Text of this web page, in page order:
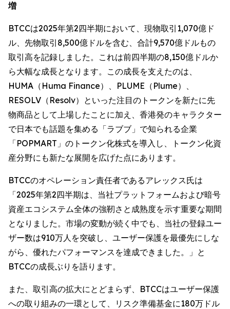
増
BTCCは2025年第2四半期において、現物取引1,070億ド
ル、先物取引8,500億ドルを含む、合計9,570億ドルもの
取引高を記録しました。これは前四半期の8,150億ドルか
ら大幅な成長となります。この成長を支えたのは、
HUMA（Huma Finance）、PLUME（Plume）、
RESOLV（Resolv）といった注目のトークンを新たに先
物商品として上場したことに加え、香港発のキャラクター
で日本でも話題を集める「ラブブ」で知られる企業
「POPMART」のトークン化株式を導入し、トークン化資
産分野にも新たな展開を広げた点にあります。
BTCCのオペレーション責任者であるアレックス氏は
「2025年第2四半期は、当社プラットフォームおよび暗号
資産エコシステム全体の強靭さと成熟度を示す重要な期間
となりました。市場の変動が続く中でも、当社の登録ユー
ザー数は910万人を突破し、ユーザー保護を最優先にしな
がら、優れたパフォーマンスを達成できました。」と
BTCCの成長ぶりを語ります。
また、取引高の拡大にとどまらず、BTCCはユーザー保護
への取り組みの一環として、リスク準備基金に180万ドル